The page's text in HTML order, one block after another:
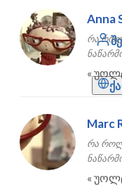
Anna
რა
«
Marc
რა
«